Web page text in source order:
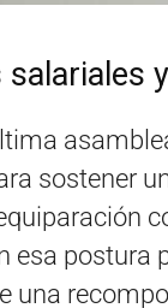
salariales
sostener
esa postura
una